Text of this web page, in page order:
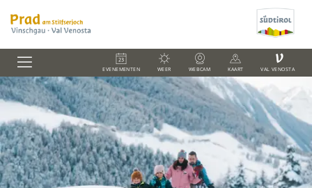
EVENEMENTEN WEER WEBCAM KAART
V
VAL VENOSTA